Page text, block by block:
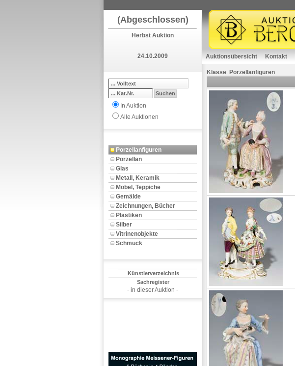
(Abgeschlossen)
Herbst Auktion
24.10.2009
In Auktion
Alle Auktionen
Porzellanfiguren
Porzellan
Glas
Metall, Keramik
Möbel, Teppiche
Gemälde
Zeichnungen, Bücher
Plastiken
Silber
Vitrinenobjekte
Schmuck
Künstlerverzeichnis
Sachregister
- in dieser Auktion -
Auktionsübersicht Kontakt
Klasse: Porzellanfiguren